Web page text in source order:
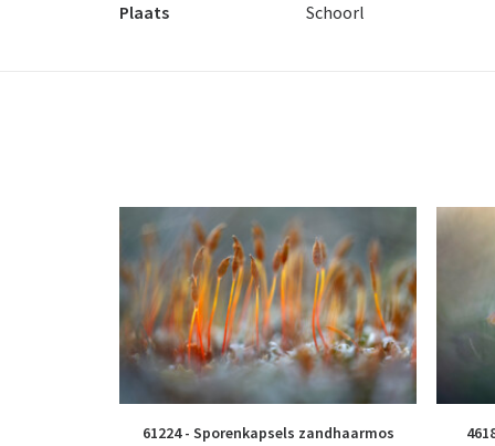
Plaats
Schoorl
61224 - Sporenkapsels zandhaarmos